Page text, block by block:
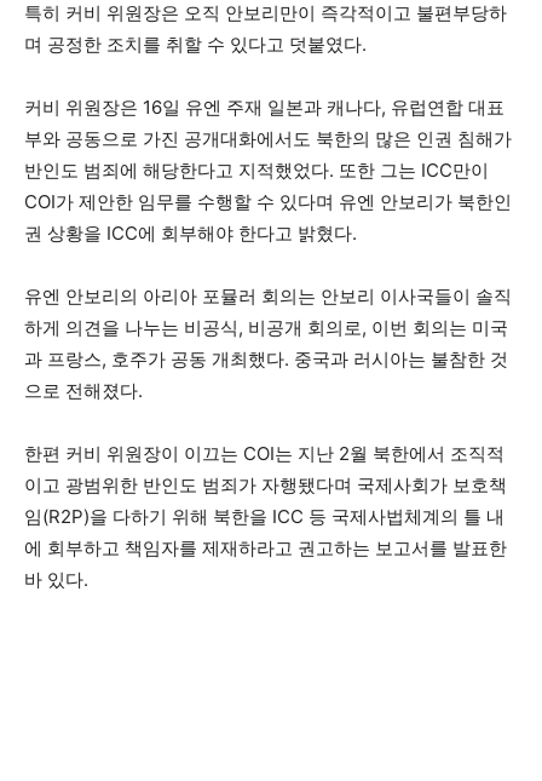
특히 커비 위원장은 오직 안보리만이 즉각적이고 불편부당하
며 공정한 조치를 취할 수 있다고 덧붙였다.
커비 위원장은 16일 유엔 주재 일본과 캐나다, 유럽연합 대표
부와 공동으로 가진 공개대화에서도 북한의 많은 인권 침해가
반인도 범죄에 해당한다고 지적했었다. 또한 그는 ICC만이
COI가 제안한 임무를 수행할 수 있다며 유엔 안보리가 북한인
권 상황을 ICC에 회부해야 한다고 밝혔다.
유엔 안보리의 아리아 포뮬러 회의는 안보리 이사국들이 솔직
하게 의견을 나누는 비공식, 비공개 회의로, 이번 회의는 미국
과 프랑스, 호주가 공동 개최했다. 중국과 러시아는 불참한 것
으로 전해졌다.
한편 커비 위원장이 이끄는 COI는 지난 2월 북한에서 조직적
이고 광범위한 반인도 범죄가 자행됐다며 국제사회가 보호책
임(R2P)을 다하기 위해 북한을 ICC 등 국제사법체계의 틀 내
에 회부하고 책임자를 제재하라고 권고하는 보고서를 발표한
바 있다.